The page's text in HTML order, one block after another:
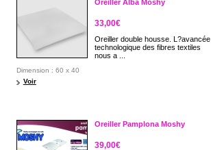
Oreiller Alba Moshy
33,00€
Oreiller double housse. L?avancée
technologique des fibres textiles
nous a ...
Dimension : 60 x 40
Voir
Oreiller Pamplona Moshy
39,00€